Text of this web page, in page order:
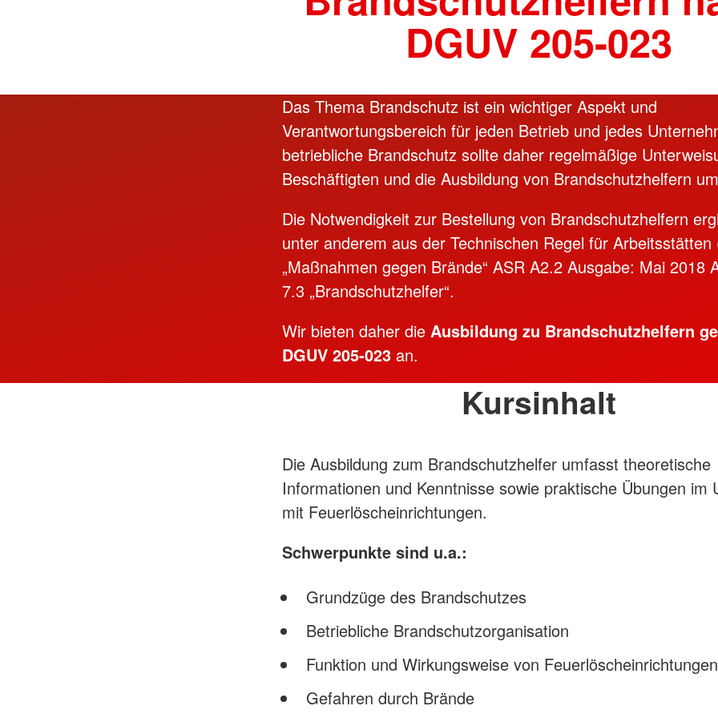
DGUV 205-023
Das Thema Brandschutz ist ein wichtiger Aspekt und
Verantwortungsbereich für jeden Betrieb und jedes
betriebliche Brandschutz sollte daher regelmäßige
Beschäftigten und die Ausbildung von Brandschutzhelfern
Die Notwendigkeit zur Bestellung von Brandschutzhelfern
unter anderem aus der Technischen Regel für Arbeitsstätten
„Maßnahmen gegen Brände“ ASR A2.2 Ausgabe: Mai 2018
7.3 „Brandschutzhelfer“.
Wir bieten daher die Ausbildung zu Brandschutzhelfern
DGUV 205-023 an.
Kursinhalt
Die Ausbildung zum Brandschutzhelfer umfasst theoretische
Informationen und Kenntnisse sowie praktische Übungen im
mit Feuerlöscheinrichtungen.
Schwerpunkte sind u.a.:
Grundzüge des Brandschutzes
Betriebliche Brandschutzorganisation
Funktion und Wirkungsweise von Feuerlöscheinrichtungen
Gefahren durch Brände